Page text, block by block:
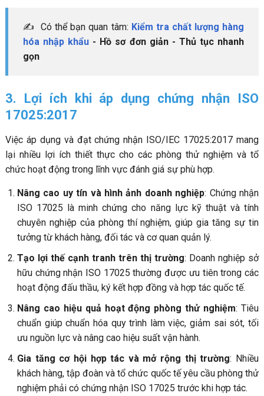
✍ Có thể bạn quan tâm: Kiểm tra chất lượng hàng
hóa nhập khẩu - Hồ sơ đơn giản - Thủ tục nhanh
gọn
3. Lợi ích khi áp dụng chứng nhận ISO
17025:2017
Việc áp dụng và đạt chứng nhận ISO/IEC 17025:2017 mang
lại nhiều lợi ích thiết thực cho các phòng thử nghiệm và tổ
chức hoạt động trong lĩnh vực đánh giá sự phù hợp.
Nâng cao uy tín và hình ảnh doanh nghiệp: Chứng nhận
ISO 17025 là minh chứng cho năng lực kỹ thuật và tính
chuyên nghiệp của phòng thí nghiệm, giúp gia tăng sự tin
tưởng từ khách hàng, đối tác và cơ quan quản lý.
Tạo lợi thế cạnh tranh trên thị trường: Doanh nghiệp sở
hữu chứng nhận ISO 17025 thường được ưu tiên trong các
hoạt động đấu thầu, ký kết hợp đồng và hợp tác quốc tế.
Nâng cao hiệu quả hoạt động phòng thử nghiệm: Tiêu
chuẩn giúp chuẩn hóa quy trình làm việc, giảm sai sót, tối
ưu nguồn lực và nâng cao hiệu suất vận hành.
Gia tăng cơ hội hợp tác và mở rộng thị trường: Nhiều
khách hàng, tập đoàn và tổ chức quốc tế yêu cầu phòng thử
nghiệm phải có chứng nhận ISO 17025 trước khi hợp tác.